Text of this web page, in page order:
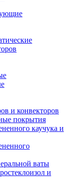
и конвекторов
покрытия
каучука и
ваты
и